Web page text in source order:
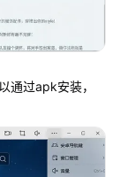
通过apk安装，